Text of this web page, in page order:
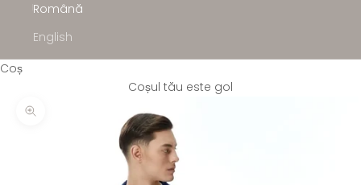
Română
English
Coș
Coșul tău este gol
Mărește